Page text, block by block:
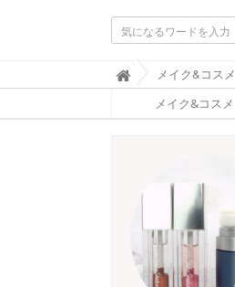
ふ
ぉ
ち
U
N
メイク&コスメ
メイク&コスメ